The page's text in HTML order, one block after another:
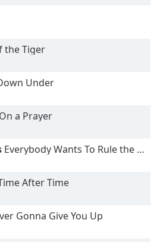
the Tiger
Under
a Prayer
Everybody Wants To Rule the World
After Time
Gonna Give You Up